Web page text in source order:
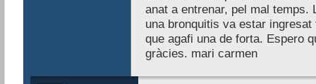
anat a entrenar, pel mal temps.
una bronquitis va estar
que agafi una de forta. Espero
gràcies. mari carmen